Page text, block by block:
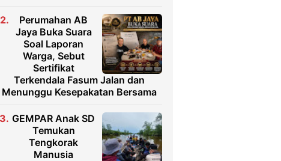
Perumahan AB
Jaya Buka Suara
Soal Laporan
Warga, Sebut
Sertifikat
Terkendala Fasum Jalan dan
Menunggu Kesepakatan Bersama
GEMPAR Anak SD
Temukan
Tengkorak
Manusia